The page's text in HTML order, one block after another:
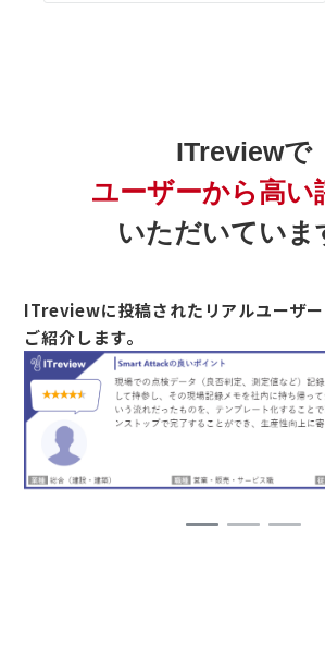
ITreviewで
ユーザーから高い
いただいていま
ITreviewに投稿されたリアルユーザ
ご紹介します。
1 2